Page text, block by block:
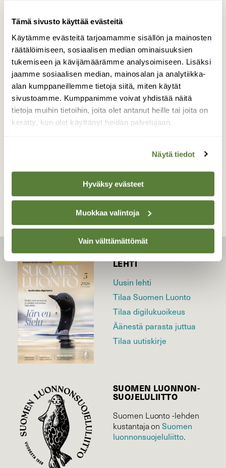
Tämä sivusto käyttää evästeitä
Käytämme evästeitä tarjoamamme sisällön ja mainosten
räätälöimiseen, sosiaalisen median ominaisuuksien
tukemiseen ja kävijämäärämme analysoimiseen. Lisäksi
jaamme sosiaalisen median, mainosalan ja analytiikka-
alan kumppaneillemme tietoja siitä, miten käytät
sivustoamme. Kumppanimme voivat yhdistää näitä
tietoja muihin tietoihin, joita olet antanut heille tai joita on
kerätty, kun olet käyttänyt heidän palvelujaan.
Näytä tiedot
Hyväksy evästeet
Muokkaa valintoja
Vain välttämättömät
Västäräkki
Västäräkki (Motacilla alba)
Valokuvaaja: Markku Saarinen, Paimela 21.6
TAKAISIN LISTAAN
LEHTI
Uusin lehti
Tilaa Suomen Luonto
Tilaa digilukuoikeus
Äänestä parasta juttua
Tilaa uutiskirje
SUOMEN LUONNON­
SUOJELU­LIITTO
Suomen Luonto -lehden
kustantaja onSuomen
luonnonsuojelu­liitto.